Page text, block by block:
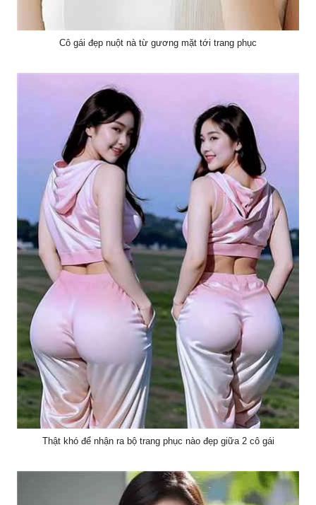
Cô gái đẹp nuột nà từ gương mặt tới trang phục
Thật khó để nhận ra bộ trang phục nào đẹp giữa 2 cô gái